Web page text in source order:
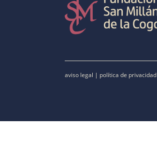
aviso legal | política de privacidad